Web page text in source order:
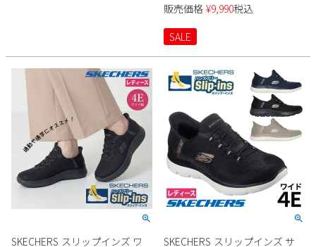
特定商取引法に基づく表示
お問い合わせ
販売価格 ¥9,990税込
SALE
SKECHERS スリップインズ ワ
SKECHERS スリップインズ サ